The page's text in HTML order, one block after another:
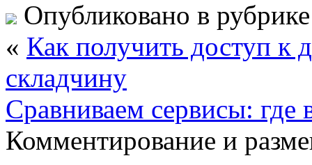
Опубликовано в
« Как получить доступ к
складчину
Сравниваем сервисы: где
Комментирование и